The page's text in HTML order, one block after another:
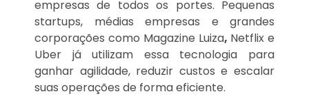
empresas de todos os portes. Pequenas
startups, médias empresas e grandes
corporações como Magazine Luiza, Netflix e
Uber já utilizam essa tecnologia para
ganhar agilidade, reduzir custos e escalar
suas operações de forma eficiente.